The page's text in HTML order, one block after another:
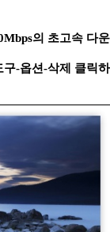
의 초고속 다운
-옵션-삭제 클릭하